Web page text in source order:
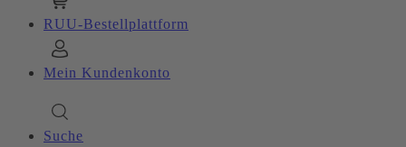
RUU-Bestellplattform
Mein Kundenkonto
Suche